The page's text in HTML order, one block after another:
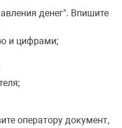
денег". Впишите
и цифрами;
оператору документ,